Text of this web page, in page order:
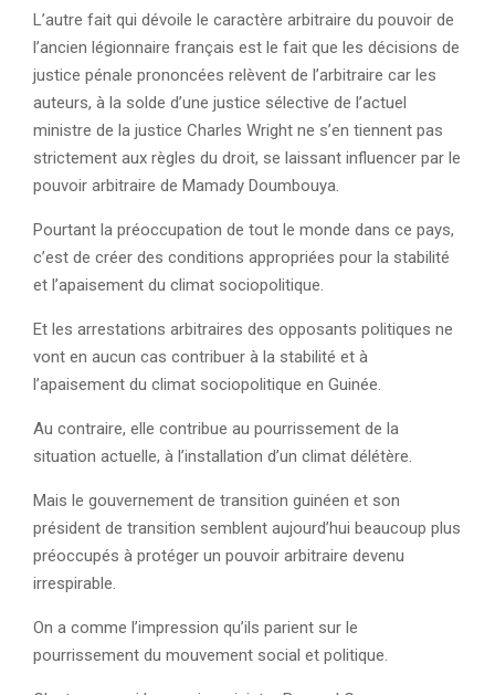
L’autre fait qui dévoile le caractère arbitraire du pouvoir de
l’ancien légionnaire français est le fait que les décisions de
justice pénale prononcées relèvent de l’arbitraire car les
auteurs, à la solde d’une justice sélective de l’actuel
ministre de la justice Charles Wright ne s’en tiennent pas
strictement aux règles du droit, se laissant influencer par le
pouvoir arbitraire de Mamady Doumbouya.
Pourtant la préoccupation de tout le monde dans ce pays,
c’est de créer des conditions appropriées pour la stabilité
et l’apaisement du climat sociopolitique.
Et les arrestations arbitraires des opposants politiques ne
vont en aucun cas contribuer à la stabilité et à
l’apaisement du climat sociopolitique en Guinée.
Au contraire, elle contribue au pourrissement de la
situation actuelle, à l’installation d’un climat délétère.
Mais le gouvernement de transition guinéen et son
président de transition semblent aujourd’hui beaucoup plus
préoccupés à protéger un pouvoir arbitraire devenu
irrespirable.
On a comme l’impression qu’ils parient sur le
pourrissement du mouvement social et politique.